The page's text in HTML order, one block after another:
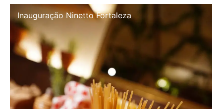
Inauguração Illa Café